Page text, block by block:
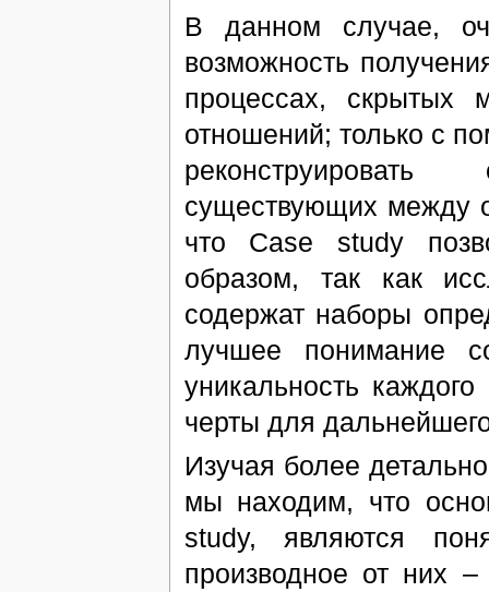
В данном случае,
возможность
процессах, скрытых
отношений; только с
существующих между
что Case study
образом, так как
содержат наборы
лучшее понимание
уникальность
черты для
Изучая более
мы находим, что
study, являются
производное от них